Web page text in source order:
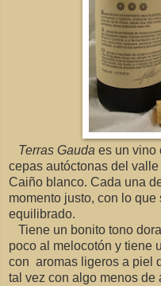
Terras Gauda es un vino
cepas autóctonas del
Caiño blanco. Cada una
momento justo, con lo
equilibrado.
Tiene un bonito tono
poco al melocotón y tiene
con aromas ligeros a piel
tal vez con algo menos de